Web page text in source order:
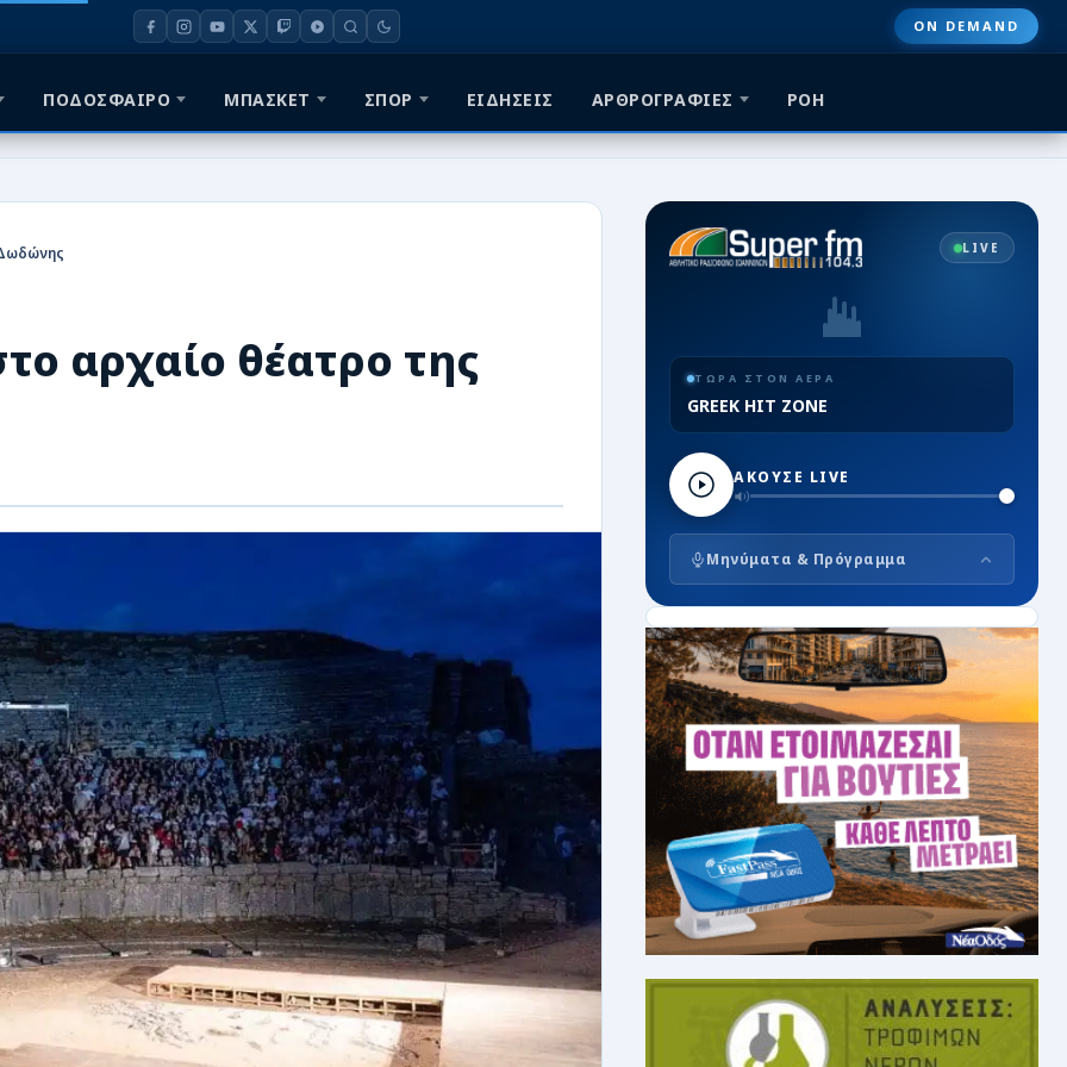
ON DEMAND
ΠΟΔΟΣΦΑΙΡΟ ΜΠΑΣΚΕΤ ΣΠΟΡ ΕΙΔΗΣΕΙΣ ΑΡΘΡΟΓΡΑΦΙΕΣ ΡΟΗ
αρχαίο θέατρο της
LIVE
ΤΩΡΑ ΣΤΟΝ ΑΕΡΑ
GREEK HIT ZONE
ΑΚΟΥΣΕ LIVE
Μηνύματα & Πρόγραμμα